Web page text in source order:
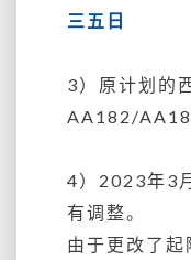
三五日
3）原计划的
AA182/
4） 2023年3
有调整。
由于更改了